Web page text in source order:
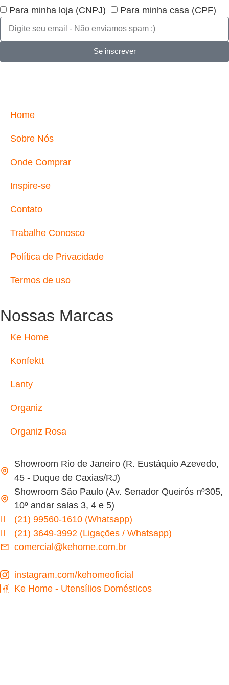
Para minha loja (CNPJ) Para minha casa (CPF)
Se inscrever
Home
Sobre Nós
Onde Comprar
Inspire-se
Contato
Trabalhe Conosco
Política de Privacidade
Termos de uso
Nossas Marcas
Ke Home
Konfektt
Lanty
Organiz
Organiz Rosa
Showroom Rio de Janeiro (R. Eustáquio Azevedo,
45 - Duque de Caxias/RJ)
Showroom São Paulo (Av. Senador Queirós nº305,
10º andar salas 3, 4 e 5)
(21) 99560-1610 (Whatsapp)
(21) 3649-3992 (Ligações / Whatsapp)
comercial@kehome.com.br
instagram.com/kehomeoficial
Ke Home - Utensílios Domésticos